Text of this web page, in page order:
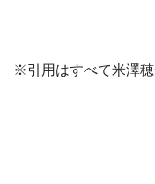
※引用はすべて米澤